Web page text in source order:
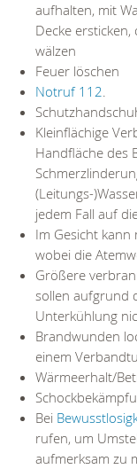
aufhalten, mit
Decke
wälzen
Feuer löschen
Notruf 112.
Kleinflächige
Handfläche des
(Leitungs-
jedem Fall auf
Im Gesicht
wobei die
Größere
sollen aufgrund
Unterkühlung
Brandwunden
einem
Wärmeerhalt/
Bei
rufen, um
aufmerksam zu